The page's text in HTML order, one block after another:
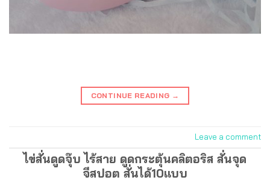
CONTINUE READING →
Leave a comment
ไข่สั่นดูดจุ๊บ ไร้สาย ดูดกระตุ้นคลิตอริส สั่นจุด
จีสปอต สั่นได้10แบบ